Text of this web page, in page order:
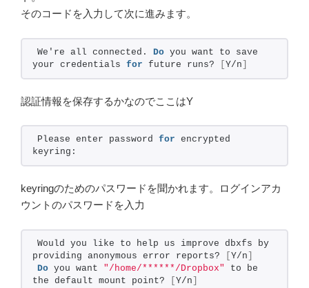
そのコードを入力して次に進みます。
We're all connected. Do you want to save
your credentials for future runs? Y/n
認証情報を保存するかなのでここはY
Please enter password for encrypted
keyring:
keyringのためのパスワードを聞かれます。ログインアカ
ウントのパスワードを入力
Would you like to help us improve dbxfs by
providing anonymous error reports?
Y/n
Do you want "/home/******/Dropbox"
to be
the default mount point?
Y/n